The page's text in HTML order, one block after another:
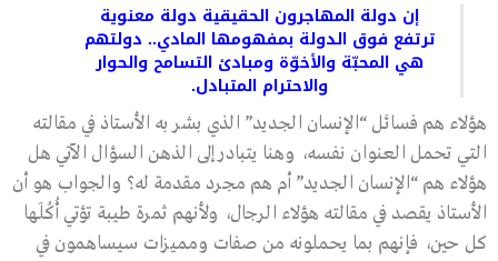
إن دولة المهاجرون الحقيقية دولة معنوية
ترتفع فوق الدولة بمفهومها المادي.. دولتهم
هي المحبّة والأخوّة ومبادئ التسامح والحوار
والاحترام المتبادل.
هؤلاء هم فسائل “الإنسان الجديد” الذي بشر به الأستاذ في مقالته
التي تحمل العنوان نفسه، وهنا يتبادر إلى الذهن السؤال الآتي هل
هؤلاء هم “الإنسان الجديد” أم هم مجرد مقدمة له؟ والجواب هو أن
الأستاذ يقصد في مقالته هؤلاء الرجال، ولأنهم ثمرة طيبة تؤتي أُكُلَها
كل حين، فإنهم بما يحملونه من صفات ومميزات سيساهمون في